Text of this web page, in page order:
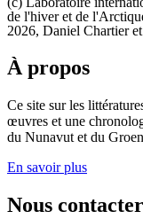
de l'hiver et de
2026, Daniel Chartier
À propos
Ce site sur les
œuvres et une
du Nunavut et du
En savoir plus
Nous contacter